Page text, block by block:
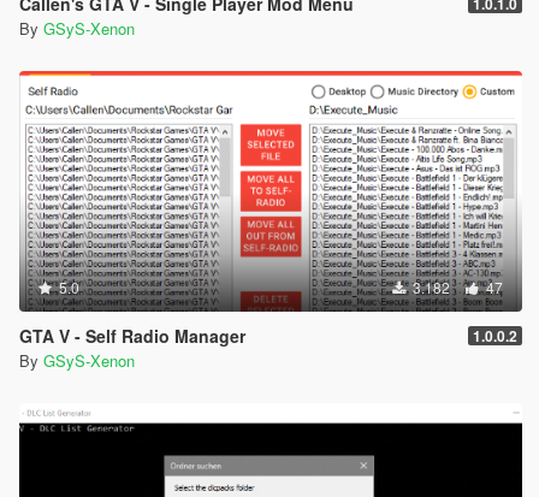
By GSyS-Xenon
5.0 3.182 47
GTA V - Self Radio Manager 1.0.0.2
By GSyS-Xenon